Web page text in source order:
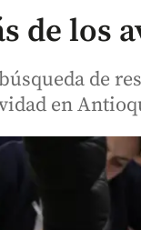
de los
de
en